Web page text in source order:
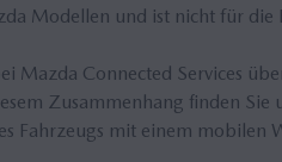
Modellen und ist nicht für die
Mazda Connected Services
Zusammenhang finden Sie
Fahrzeugs mit einem mobilen